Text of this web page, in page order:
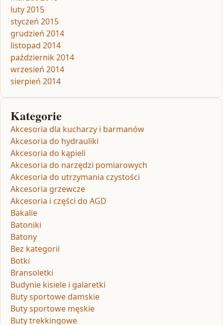
luty 2015
styczeń 2015
grudzień 2014
listopad 2014
październik 2014
wrzesień 2014
sierpień 2014
Kategorie
Akcesoria dla kucharzy i barmanów
Akcesoria do hydrauliki
Akcesoria do kąpieli
Akcesoria do narzędzi pomiarowych
Akcesoria do utrzymania czystości
Akcesoria grzewcze
Akcesoria i części do AGD
Bakalie
Batoniki
Batony
Bez kategorii
Botki
Bransoletki
Budynie kisiele i galaretki
Buty sportowe damskie
Buty sportowe męskie
Buty trekkingowe